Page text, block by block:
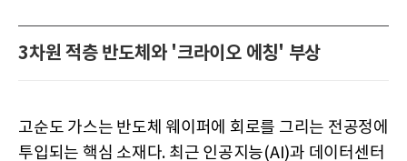
3차원 적층 반도체와 '크라이오 에칭' 부상
고순도 가스는 반도체 웨이퍼에 회로를 그리는 전공정에
투입되는 핵심 소재다. 최근 인공지능(AI)과 데이터센터